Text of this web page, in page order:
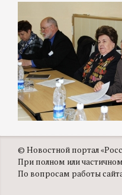
© Новостной портал
При полном или
По вопросам работы